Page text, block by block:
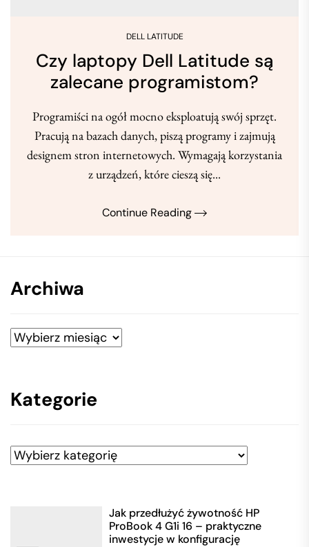
DELL LATITUDE
Czy laptopy Dell Latitude są
zalecane programistom?
Programiści na ogół mocno eksploatują swój sprzęt.
Pracują na bazach danych, piszą programy i zajmują
designem stron internetowych. Wymagają korzystania
z urządzeń, które cieszą się...
Continue Reading
Archiwa
Archiwa
Kategorie
Kategorie
Jak przedłużyć żywotność HP
ProBook 4 G1i 16 – praktyczne
inwestycje w konfigurację